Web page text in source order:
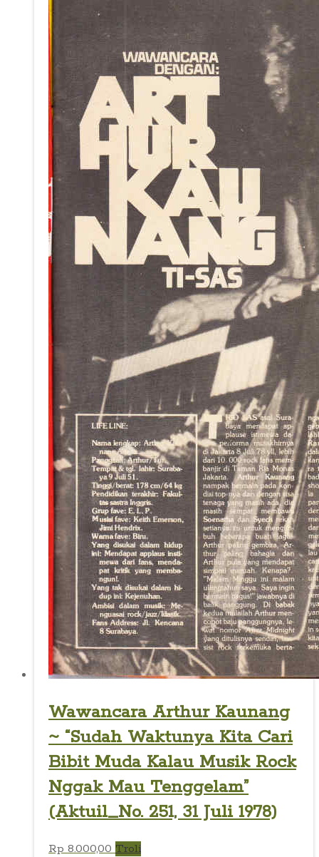
Wawancara Arthur Kaunang
~ “Sudah Waktunya Kita Cari
Bibit Muda Kalau Musik Rock
Nggak Mau Tenggelam”
(Aktuil_No. 251, 31 Juli 1978)
Rp8.000,00 Troli